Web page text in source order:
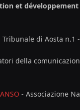
et développement
di Aosta n.1
della
ANSO - Associazione